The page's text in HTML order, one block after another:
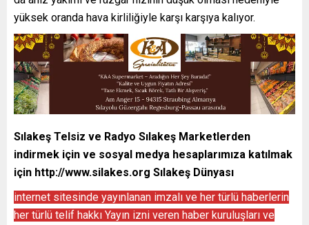
yüksek oranda hava kirliliğiyle karşı karşıya kalıyor.
Sılakeş Telsiz ve Radyo Sılakeş Marketlerden
indirmek için ve sosyal medya hesaplarımıza katılmak
için http://www.silakes.org Sılakeş Dünyası
internet sitesinde yayınlanan imzalı ve her türlü haberlerin
her türlü telif hakkı Yayın izni veren haber kuruluşları ve